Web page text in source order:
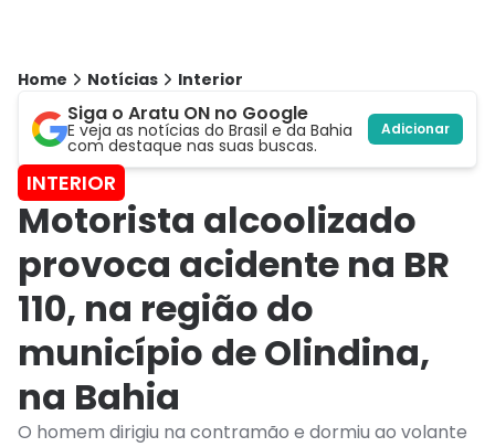
Home Notícias Interior
Siga o Aratu ON no Google
E veja as notícias do Brasil e da Bahia
com destaque nas suas buscas.
Adicionar
INTERIOR
Motorista alcoolizado
provoca acidente na BR
110, na região do
município de Olindina,
na Bahia
O homem dirigiu na contramão e dormiu ao volante